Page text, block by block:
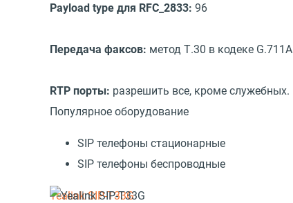
Payload type для RFC_2833: 96
Передача факсов: метод Т.30 в кодеке G.711A
RTP порты: разрешить все, кроме служебных.
Популярное оборудование
SIP телефоны стационарные
SIP телефоны беспроводные
Yealink SIP-T33G